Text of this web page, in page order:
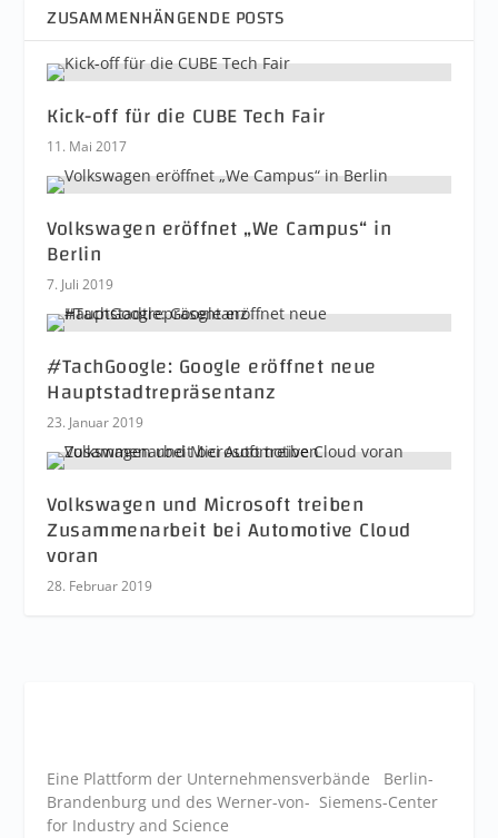
ZUSAMMENHÄNGENDE POSTS
Kick-off für die CUBE Tech Fair
11. Mai 2017
Volkswagen eröffnet „We Campus“ in
Berlin
7. Juli 2019
#TachGoogle: Google eröffnet neue
Hauptstadtrepräsentanz
23. Januar 2019
Volkswagen und Microsoft treiben
Zusammenarbeit bei Automotive Cloud
voran
28. Februar 2019
Eine Plattform der Unternehmensverbände Berlin-
Brandenburg und des Werner-von- Siemens-Center
for Industry and Science